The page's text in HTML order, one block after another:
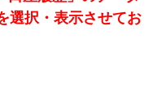
選択・表示させてお